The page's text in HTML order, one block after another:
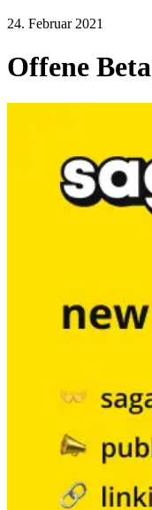
24. Februar 2021
Offene Beta